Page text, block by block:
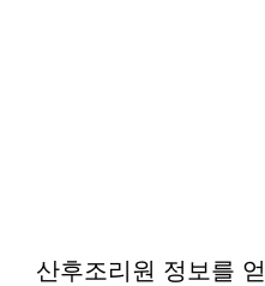
산후조리원 정보를